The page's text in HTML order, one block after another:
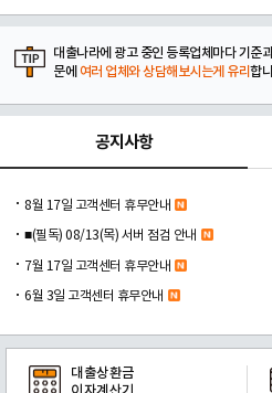
대출나라에 광고 중인 등록업체마다 기준
문에 여러 업체와 상담해보시는게 유리합
공지사항
8월 17일 고객센터 휴무안내
■(필독) 08/13(목) 서버 점검 안내
7월 17일 고객센터 휴무안내
6월 3일 고객센터 휴무안내
대출상환금